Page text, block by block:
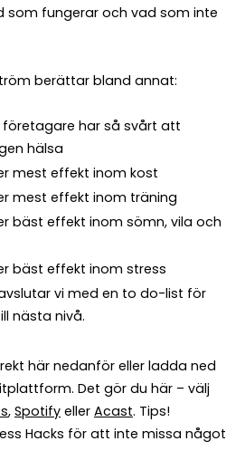
som fungerar och vad som inte
berättar bland annat:
har så svårt att
hälsa
mest effekt inom kost
mest effekt inom träning
bäst effekt inom sömn, vila och
bäst effekt inom stress
vi med en to do-list för
nästa nivå.
här nedanför eller ladda ned
Det gör du här – välj
, Spotify eller Acast. Tips!
Hacks för att inte missa något